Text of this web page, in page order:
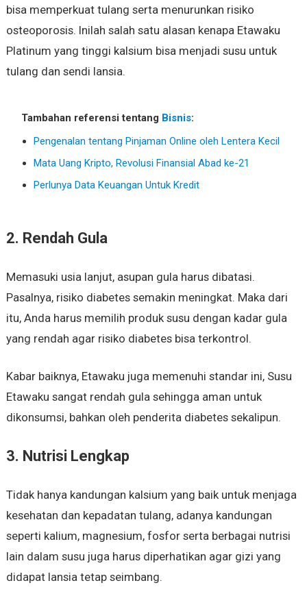
bisa memperkuat tulang serta menurunkan risiko
osteoporosis. Inilah salah satu alasan kenapa Etawaku
Platinum yang tinggi kalsium bisa menjadi susu untuk
tulang dan sendi lansia.
Tambahan referensi tentang Bisnis:
Pengenalan tentang Pinjaman Online oleh Lentera Kecil
Mata Uang Kripto, Revolusi Finansial Abad ke-21
Perlunya Data Keuangan Untuk Kredit
2. Rendah Gula
Memasuki usia lanjut, asupan gula harus dibatasi.
Pasalnya, risiko diabetes semakin meningkat. Maka dari
itu, Anda harus memilih produk susu dengan kadar gula
yang rendah agar risiko diabetes bisa terkontrol.
Kabar baiknya, Etawaku juga memenuhi standar ini, Susu
Etawaku sangat rendah gula sehingga aman untuk
dikonsumsi, bahkan oleh penderita diabetes sekalipun.
3. Nutrisi Lengkap
Tidak hanya kandungan kalsium yang baik untuk menjaga
kesehatan dan kepadatan tulang, adanya kandungan
seperti kalium, magnesium, fosfor serta berbagai nutrisi
lain dalam susu juga harus diperhatikan agar gizi yang
didapat lansia tetap seimbang.